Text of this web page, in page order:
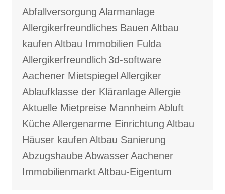
Abfallversorgung Alarmanlage
Allergikerfreundliches Bauen Altbau
kaufen Altbau Immobilien Fulda
Allergikerfreundlich 3d-software
Aachener Mietspiegel Allergiker
Ablaufklasse der KläranlageAllergie
Aktuelle Mietpreise Mannheim Abluft
KücheAllergenarme Einrichtung Altbau
Häuser kaufen Altbau Sanierung
AbzugshaubeAbwasserAachener
ImmobilienmarktAltbau-Eigentum